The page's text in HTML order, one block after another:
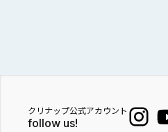
クリナップ公式アカウント
follow us!